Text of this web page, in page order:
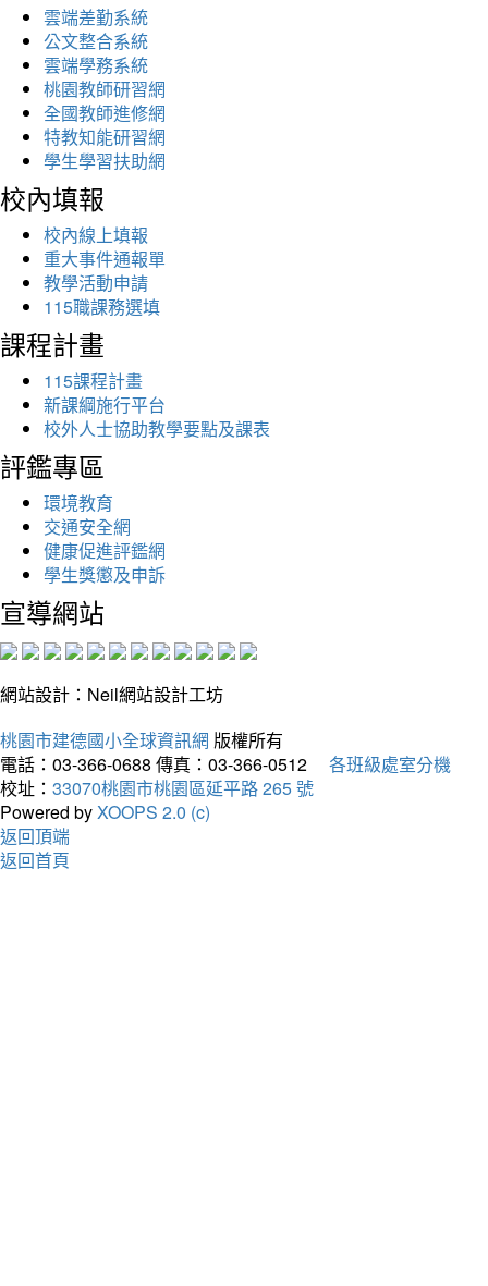
雲端差勤系統
公文整合系統
雲端學務系統
桃園教師研習網
全國教師進修網
特教知能研習網
學生學習扶助網
校內填報
校內線上填報
重大事件通報單
教學活動申請
115職課務選填
課程計畫
115課程計畫
新課綱施行平台
校外人士協助教學要點及課表
評鑑專區
環境教育
交通安全網
健康促進評鑑網
學生獎懲及申訴
宣導網站
網站設計：Neil網站設計工坊
桃園市建德國小全球資訊網 版權所有
電話：03-366-0688 傳真：03-366-0512
各班級處室分機
校址： 33070桃園市桃園區延平路 265 號
Powered byXOOPS 2.0 (c)
返回頂端
返回首頁